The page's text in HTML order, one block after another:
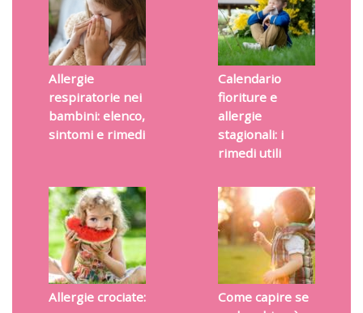
Allergie
respiratorie nei
bambini: elenco,
sintomi e rimedi
Calendario
fioriture e
allergie
stagionali: i
rimedi utili
Allergie crociate:
Come capire se